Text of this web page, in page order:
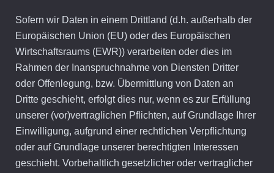
Sofern wir Daten in einem Drittland (d.h. außerhalb der
Europäischen Union (EU) oder des Europäischen
Wirtschaftsraums (EWR)) verarbeiten oder dies im
Rahmen der Inanspruchnahme von Diensten Dritter
oder Offenlegung, bzw. Übermittlung von Daten an
Dritte geschieht, erfolgt dies nur, wenn es zur Erfüllung
unserer (vor)vertraglichen Pflichten, auf Grundlage Ihrer
Einwilligung, aufgrund einer rechtlichen Verpflichtung
oder auf Grundlage unserer berechtigten Interessen
geschieht. Vorbehaltlich gesetzlicher oder vertraglicher